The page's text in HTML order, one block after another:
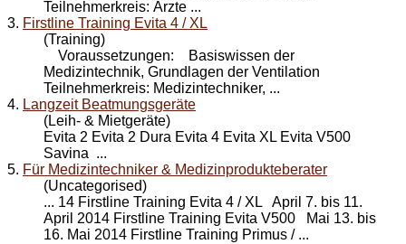
Teilnehmerkreis: Ärzte ...
3. Firstline Training Evita 4 / XL
(Training)
Voraussetzungen: Basiswissen der
Medizintechnik, Grundlagen der Ventilation
Teilnehmerkreis: Medizintechniker, ...
4. Langzeit Beatmungsgeräte
(Leih- & Mietgeräte)
Evita 2 Evita 2 Dura Evita 4 Evita XL Evita V500
Savina ...
5. Für Medizintechniker & Medizinprodukteberater
(Uncategorised)
... 14 Firstline Training Evita 4 /XL April 7. bis 11.
April 2014 Firstline Training Evita V500 Mai 13. bis
16. Mai 2014 Firstline Training Primus / ...